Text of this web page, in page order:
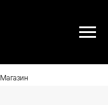
Магазин